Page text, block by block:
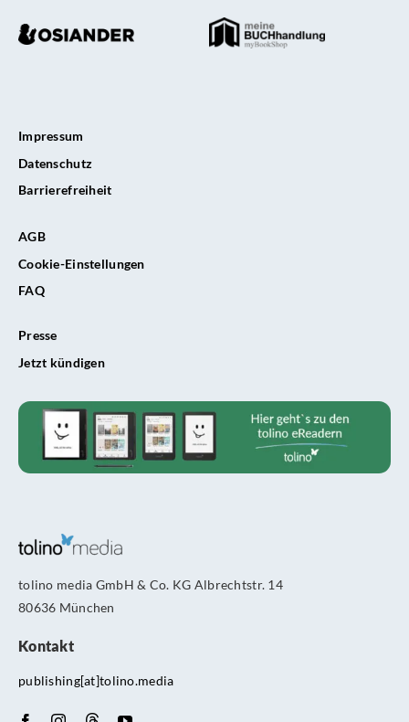
Impressum
Datenschutz
Barrierefreiheit
AGB
Cookie-Einstellungen
FAQ
Presse
Jetzt kündigen
tolino media GmbH & Co. KG Albrechtstr. 14
80636 München
Kontakt
publishing[at]tolino.media